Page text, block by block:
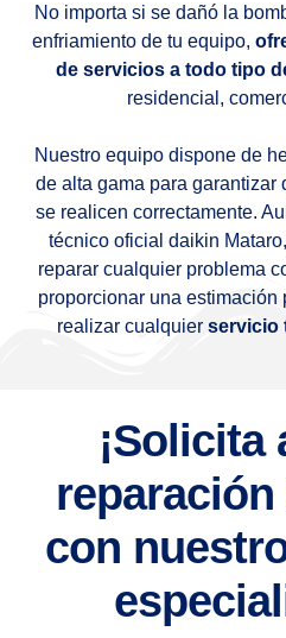
No importa si se dañó la
enfriamiento de tu equipo,
de servicios a todo tipo
residencial,
Nuestro equipo dispone de
de alta gama para garantizar
se realicen correctamente.
técnico oficial daikin
reparar cualquier problema
proporcionar una estimación
realizar cualquierservicio
¡Solicita
con